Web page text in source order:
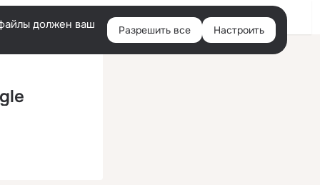
Войти
должен ваш
Разрешить все Настроить